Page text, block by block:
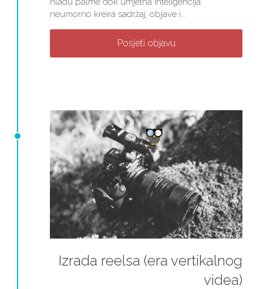
neumorno kreira sadržaj, objave i...
Posjeti objavu
Izrada reelsa (era vertikalnog
videa)